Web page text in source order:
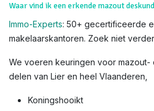
Waar vind ik een erkende mazout
Immo-Experts: 50+ gecertificeerde
makelaarskantoren. Zoek niet
We voeren keuringen voor mazout-
delen van Lier en heel Vlaanderen,
Koningshooikt​